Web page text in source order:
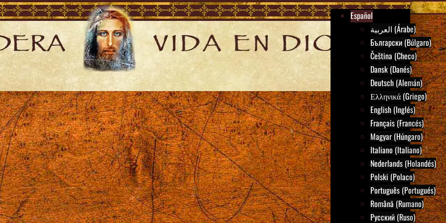
Español
العربية (Árabe)
Български (Búlgaro)
Čeština (Checo)
Dansk (Danés)
Deutsch (Alemán)
Ελληνικά (Griego)
English (Inglés)
Français (Francés)
Magyar (Húngaro)
Italiano (Italiano)
Nederlands (Holandés)
Polski (Polaco)
Português (Portugués)
Română (Rumano)
Русский (Ruso)